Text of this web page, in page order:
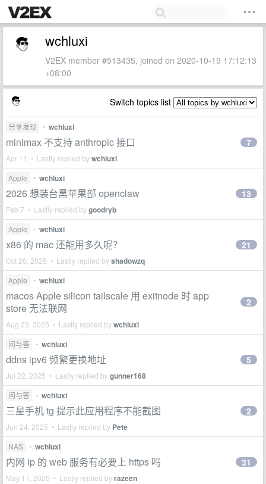
wchluxi
V2EX member #513435, joined on 2020-10-19 17:12:13
+08:00
Switch topics list
分享发现 • wchluxi
minimax 不支持 anthropic 接口
Apr 11 • Lastly replied bywchluxi
7
Apple • wchluxi
2026 想装台黑苹果部 openclaw
Feb 7 • Lastly replied bygoodryb
13
Apple • wchluxi
x86 的 mac 还能用多久呢？
Oct 20, 2025 • Lastly replied byshadowzq
21
Apple • wchluxi
macos Apple silicon tailscale 用 exitnode 时 app
store 无法联网
Aug 23, 2025 • Lastly replied bywchluxi
2
问与答 • wchluxi
ddns ipv6 频繁更换地址
Jul 22, 2025 • Lastly replied bygunner168
5
问与答 • wchluxi
三星手机 tg 提示此应用程序不能截图
Jun 24, 2025 • Lastly replied by Pete
2
NAS • wchluxi
内网 ip 的 web 服务有必要上 https 吗
May 17, 2025 • Lastly replied byrazeen
31